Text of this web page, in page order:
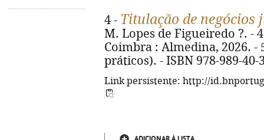
4 - Titulação de negócios
M. Lopes de Figueiredo ?. -
Coimbra : Almedina, 2026. -
práticos). - ISBN 978-989-40-
Link persistente: http://